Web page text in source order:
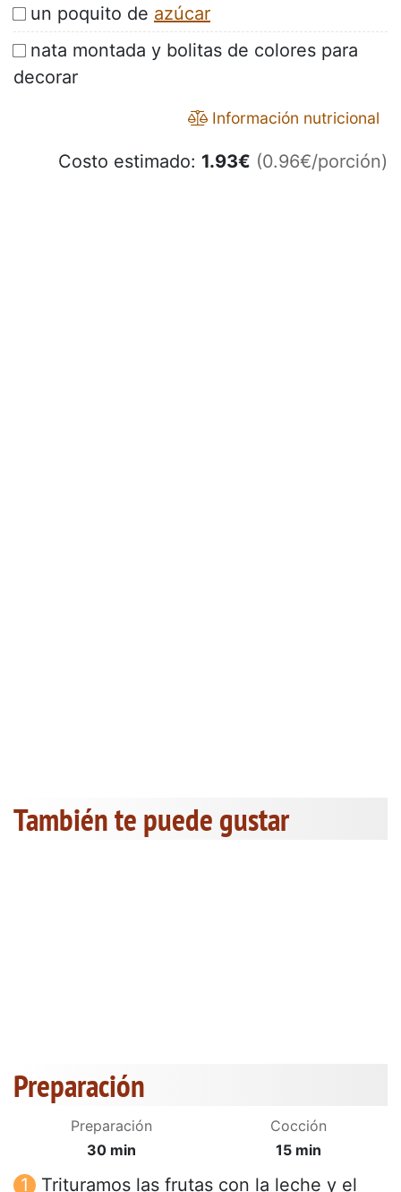
un poquito de azúcar
nata montada y bolitas de colores para
decorar
Información nutricional
Costo estimado: 1.93€ (0.96€/porción)
También te puede gustar
Preparación
Preparación
30 min
Cocción
15 min
Trituramos las frutas con la leche y el